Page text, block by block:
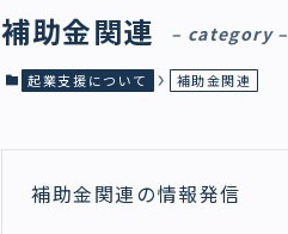
補助金関連 – category –
起業支援について 補助金関連
補助金関連の情報発信